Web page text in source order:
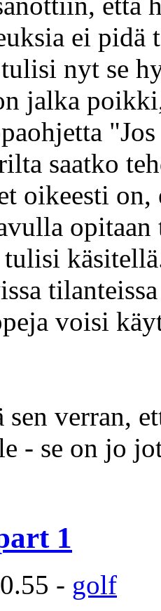
ei pidä
nyt se
jalka
saatko
oikeesti
opitaan
voisi
verran,
- se on jo
1
- golf